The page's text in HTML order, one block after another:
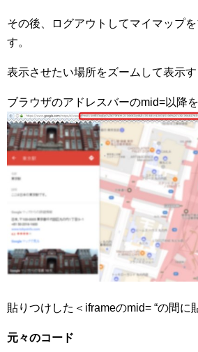
その後、ログアウトしてマイマップ
す。
表示させたい場所をズームして表示す
ブラウザのアドレスバーのmid=以降を
貼りつけした＜iframeのmid= “の間に
元々のコード